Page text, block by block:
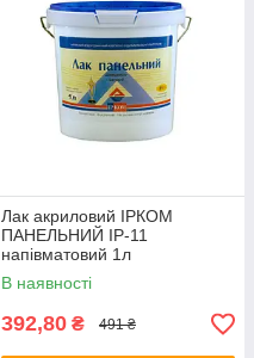
Лак акриловий ІРКОМ
ПАНЕЛЬНИЙ ІР-11
напівматовий 1л
В наявності
392,80 ₴ 491 ₴